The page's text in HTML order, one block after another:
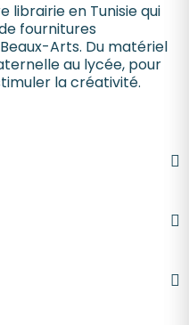
librairie en Tunisie qui
fournitures
Arts. Du matériel
au lycée, pour
la créativité.